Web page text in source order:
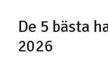
De 5 bästa
2026